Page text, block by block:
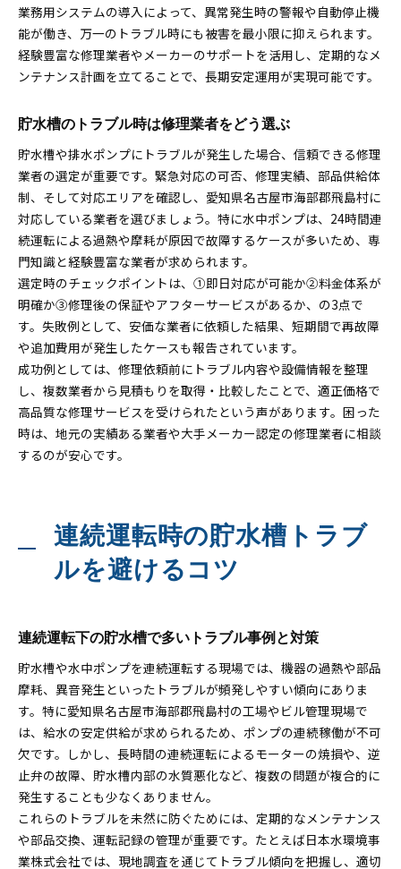
業務用システムの導入によって、異常発生時の警報や自動停止機
能が働き、万一のトラブル時にも被害を最小限に抑えられます。
経験豊富な修理業者やメーカーのサポートを活用し、定期的なメ
ンテナンス計画を立てることで、長期安定運用が実現可能です。
貯水槽のトラブル時は修理業者をどう選ぶ
貯水槽や排水ポンプにトラブルが発生した場合、信頼できる修理
業者の選定が重要です。緊急対応の可否、修理実績、部品供給体
制、そして対応エリアを確認し、愛知県名古屋市海部郡飛島村に
対応している業者を選びましょう。特に水中ポンプは、24時間連
続運転による過熱や摩耗が原因で故障するケースが多いため、専
門知識と経験豊富な業者が求められます。
選定時のチェックポイントは、①即日対応が可能か②料金体系が
明確か③修理後の保証やアフターサービスがあるか、の3点で
す。失敗例として、安価な業者に依頼した結果、短期間で再故障
や追加費用が発生したケースも報告されています。
成功例としては、修理依頼前にトラブル内容や設備情報を整理
し、複数業者から見積もりを取得・比較したことで、適正価格で
高品質な修理サービスを受けられたという声があります。困った
時は、地元の実績ある業者や大手メーカー認定の修理業者に相談
するのが安心です。
連続運転時の貯水槽トラブ
ルを避けるコツ
連続運転下の貯水槽で多いトラブル事例と対策
貯水槽や水中ポンプを連続運転する現場では、機器の過熱や部品
摩耗、異音発生といったトラブルが頻発しやすい傾向にありま
す。特に愛知県名古屋市海部郡飛島村の工場やビル管理現場で
は、給水の安定供給が求められるため、ポンプの連続稼働が不可
欠です。しかし、長時間の連続運転によるモーターの焼損や、逆
止弁の故障、貯水槽内部の水質悪化など、複数の問題が複合的に
発生することも少なくありません。
これらのトラブルを未然に防ぐためには、定期的なメンテナンス
や部品交換、運転記録の管理が重要です。たとえば日本水環境事
業株式会社では、現地調査を通じてトラブル傾向を把握し、適切